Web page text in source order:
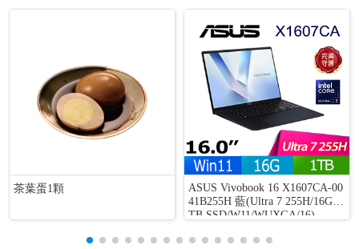
茶葉蛋1顆
ASUS Vivobook 16 X1607CA-00
41B255H 藍(Ultra 7 255H/16G/1
TB SSD/W11/WUXGA/16)